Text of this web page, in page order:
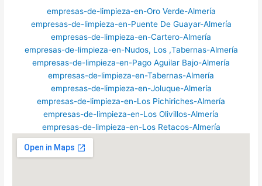
empresas-de-limpieza-en-Oro Verde-Almería
empresas-de-limpieza-en-Puente De Guayar-Almería
empresas-de-limpieza-en-Cartero-Almería
empresas-de-limpieza-en-Nudos, Los ,Tabernas-Almería
empresas-de-limpieza-en-Pago Aguilar Bajo-Almería
empresas-de-limpieza-en-Tabernas-Almería
empresas-de-limpieza-en-Joluque-Almería
empresas-de-limpieza-en-Los Pichiriches-Almería
empresas-de-limpieza-en-Los Olivillos-Almería
empresas-de-limpieza-en-Los Retacos-Almería